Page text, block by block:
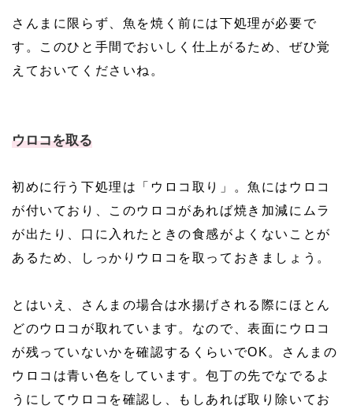
さんまに限らず、魚を焼く前には下処理が必要で
す。このひと手間でおいしく仕上がるため、ぜひ覚
えておいてくださいね。
ウロコを取る
初めに行う下処理は「ウロコ取り」。魚にはウロコ
が付いており、このウロコがあれば焼き加減にムラ
が出たり、口に入れたときの食感がよくないことが
あるため、しっかりウロコを取っておきましょう。
とはいえ、さんまの場合は水揚げされる際にほとん
どのウロコが取れています。なので、表面にウロコ
が残っていないかを確認するくらいでOK。さんまの
ウロコは青い色をしています。包丁の先でなでるよ
うにしてウロコを確認し、もしあれば取り除いてお